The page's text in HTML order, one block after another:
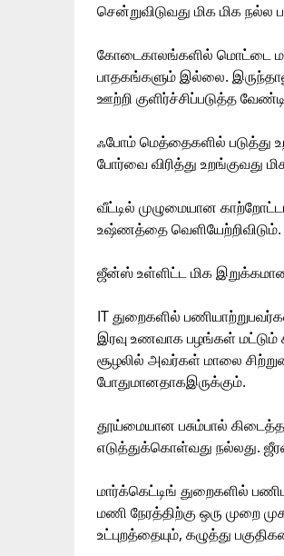
சென்றுவிடுவது மிக மிக
கோடைகாலங்களில் மொட்டை
பாதகங்களும் இல்லை.
ஊற்றி குளிர்ச்சிப்படுத்த
ஃபோம் மெத்தைகளில் படுத்து
போர்வை விரித்து உறங்குவது
வீட்டில் முழுமையான
உஷ்ணத்தை வெளியேற்றிவிடும்.
ஜீன்ஸ் உள்ளிட்ட மிக
IT துறைகளில்
இரவு உணவாக பழங்கள் மட்டும்
சூழலில் அவர்கள் மாலை
போதுமானதாகஇருக்கும்.
தூய்மையான பசும்பால்
எடுத்துக்கொள்வது நல்லது.
மார்க்கெட்டிங் துறைகளில்
மணி நேரத்திற்கு ஒரு முறை
உட்புறத்தையும், கழுத்து